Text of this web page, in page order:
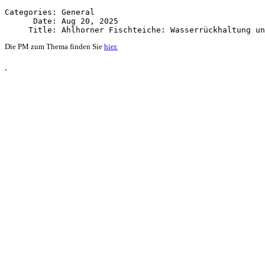
Categories: General
      Date: Aug 20, 2025
Die PM zum Thema finden Sie hier.
.